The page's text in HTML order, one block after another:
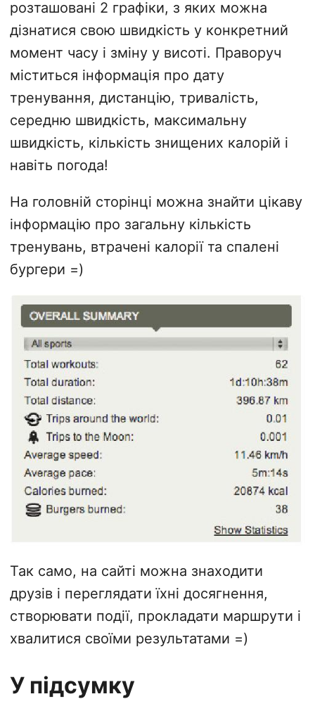
розташовані 2 графіки, з яких можна
дізнатися свою швидкість у конкретний
момент часу і зміну у висоті. Праворуч
міститься інформація про дату
тренування, дистанцію, тривалість,
середню швидкість, максимальну
швидкість, кількість знищених калорій і
навіть погода!
На головній сторінці можна знайти цікаву
інформацію про загальну кількість
тренувань, втрачені калорії та спалені
бургери =)
Так само, на сайті можна знаходити
друзів і переглядати їхні досягнення,
створювати події, прокладати маршрути і
хвалитися своїми результатами =)
У підсумку